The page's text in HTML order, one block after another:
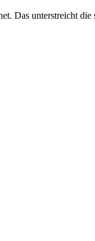
Das unterstreicht die